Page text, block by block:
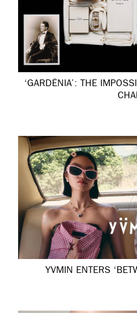
‘GARDÉNIA’: THE
YVMIN ENTERS